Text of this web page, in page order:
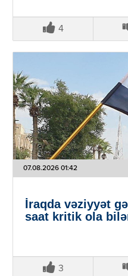
4
07.08.2026 01:42
İraqda vəziyyət
saat kritik ola
3